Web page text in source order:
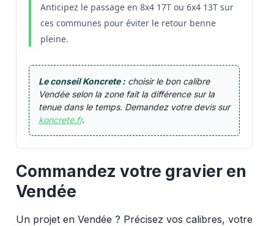
Anticipez le passage en 8x4 17T ou 6x4 13T sur
ces communes pour éviter le retour benne
pleine.
Le conseil Koncrete :choisir le bon calibre
Vendée selon la zone fait la différence sur la
tenue dans le temps. Demandez votre devis sur
koncrete.fr.
Commandez votre gravier en
Vendée
Un projet en Vendée ? Précisez vos calibres, votre